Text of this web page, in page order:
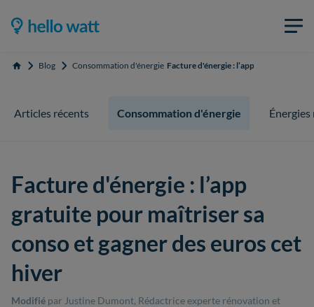
Accueil Blog Consommation d'énergie Facture d'énergie : l’app gratuite pour
Articles récents Consommation d'énergie
Facture d'énergie : l’app
gratuite pour maîtriser sa
conso et gagner des euros cet
hiver
Modifié par Justine Dumont, Rédactrice experte rénovation et